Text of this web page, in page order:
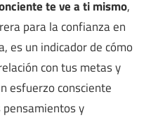
te ve a ti mismo,
para la confianza en
es un indicador de cómo
con tus metas y
esfuerzo consciente
y